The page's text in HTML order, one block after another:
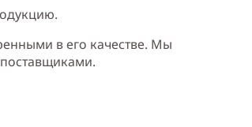
в его качестве. Мы